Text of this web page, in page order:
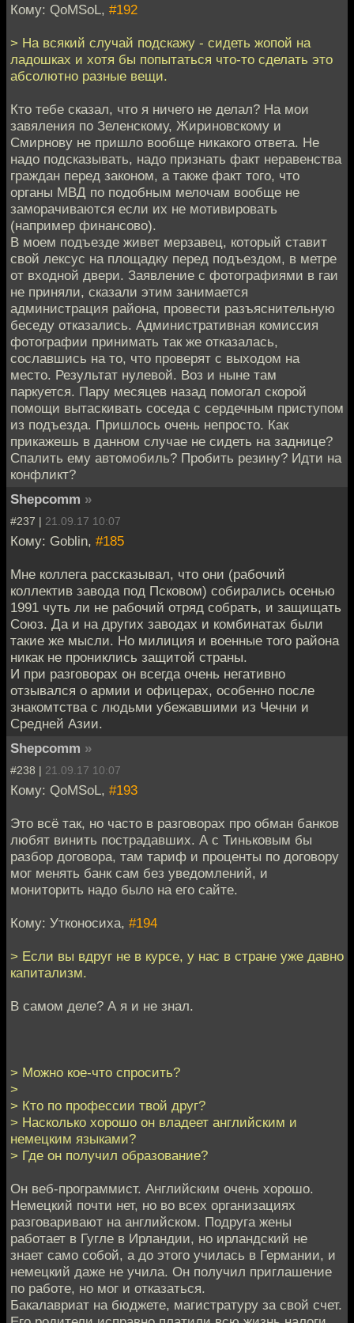
Кому: QoMSoL, #192
> На всякий случай подскажу - сидеть жопой на
ладошках и хотя бы попытаться что-то сделать это
абсолютно разные вещи.
Кто тебе сказал, что я ничего не делал? На мои
завяления по Зеленскому, Жириновскому и
Смирнову не пришло вообще никакого ответа. Не
надо подсказывать, надо признать факт неравенства
граждан перед законом, а также факт того, что
органы МВД по подобным мелочам вообще не
заморачиваются если их не мотивировать
(например финансово).
В моем подъезде живет мерзавец, который ставит
свой лексус на площадку перед подъездом, в метре
от входной двери. Заявление с фотографиями в гаи
не приняли, сказали этим занимается
администрация района, провести разъяснительную
беседу отказались. Административная комиссия
фотографии принимать так же отказалась,
сославшись на то, что проверят с выходом на
место. Результат нулевой. Воз и ныне там
паркуется. Пару месяцев назад помогал скорой
помощи вытаскивать соседа с сердечным приступом
из подъезда. Пришлось очень непросто. Как
прикажешь в данном случае не сидеть на заднице?
Спалить ему автомобиль? Пробить резину? Идти на
конфликт?
Shepcomm »
#237 | 21.09.17 10:07
Кому: Goblin, #185
Мне коллега рассказывал, что они (рабочий
коллектив завода под Псковом) собирались осенью
1991 чуть ли не рабочий отряд собрать, и защищать
Союз. Да и на других заводах и комбинатах были
такие же мысли. Но милиция и военные того района
никак не прониклись защитой страны.
И при разговорах он всегда очень негативно
отзывался о армии и офицерах, особенно после
знакомтства с людьми убежавшими из Чечни и
Средней Азии.
Shepcomm »
#238 | 21.09.17 10:07
Кому: QoMSoL, #193
Это всё так, но часто в разговорах про обман банков
любят винить пострадавших. А с Тиньковым бы
разбор договора, там тариф и проценты по договору
мог менять банк сам без уведомлений, и
мониторить надо было на его сайте.
Кому: Утконосиха, #194
> Если вы вдруг не в курсе, у нас в стране уже давно
капитализм.
В самом деле? А я и не знал.
> Можно кое-что спросить?
>
> Кто по профессии твой друг?
> Насколько хорошо он владеет английским и
немецким языками?
> Где он получил образование?
Он веб-программист. Английским очень хорошо.
Немецкий почти нет, но во всех организациях
разговаривают на английском. Подруга жены
работает в Гугле в Ирландии, но ирландский не
знает само собой, а до этого училась в Германии, и
немецкий даже не учила. Он получил приглашение
по работе, но мог и отказаться.
Бакалавриат на бюджете, магистратуру за свой счет.